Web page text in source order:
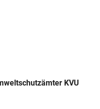
KVU